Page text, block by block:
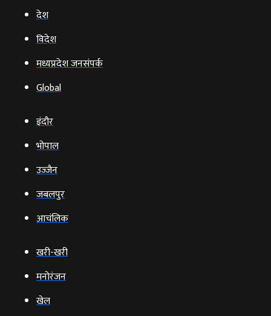
देश
विदेश
मध्यप्रदेश जनसंपर्क
Global
इंदौर
भोपाल
उज्‍जैन
जबलपुर
आचंलिक
खरी-खरी
मनोरंजन
खेल